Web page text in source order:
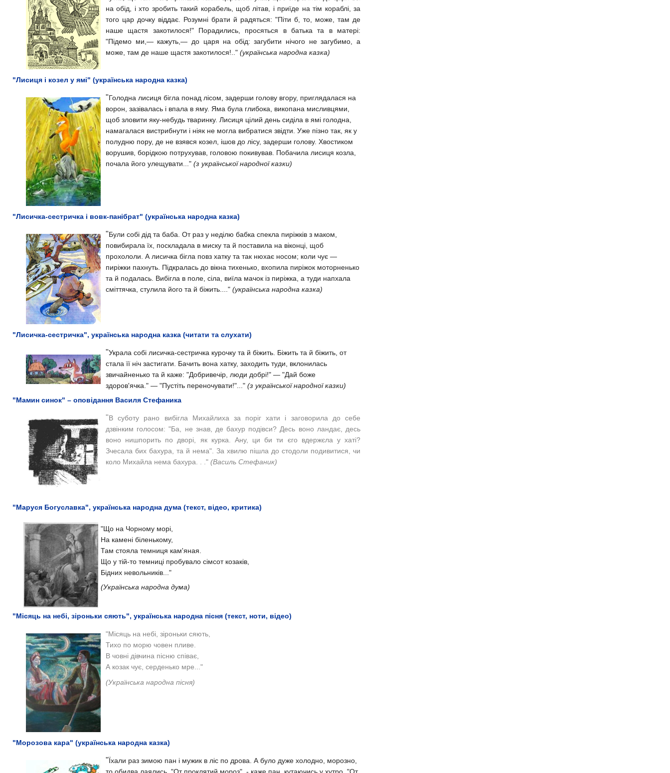
на обід, і хто зробить такий корабель, щоб літав, і приїде на тім кораблі, за
того цар дочку віддає. Розумні брати й радяться: "Піти б, то, може, там де
наше щастя закотилося!" Порадились, просяться в батька та в матері:
"Підемо ми,— кажуть,— до царя на обід: загубити нічого не загубимо, а
може, там де наше щастя закотилося!.." (українська народна казка)
"Лисиця і козел у ямі" (українська народна казка)
"Голодна лисиця бігла понад лісом, задерши голову вгору, приглядалася на
ворон, зазівалась і впала в яму. Яма була глибока, викопана мисливцями,
щоб зловити яку-небудь тваринку. Лисиця цілий день сиділа в ямі голодна,
намагалася вистрибнути і ніяк не могла вибратися звідти. Уже пізно так, як у
полудню пору, де не взявся козел, ішов до лісу, задерши голову. Хвостиком
ворушив, борідкою потрухував, головою покивував. Побачила лисиця козла,
почала його улещувати..." (з української народної казки)
"Лисичка-сестричка і вовк-панібрат" (українська народна казка)
"Були собі дід та баба. От раз у неділю бабка спекла пиріжків з маком,
повибирала їх, поскладала в миску та й поставила на віконці, щоб
прохололи. А лисичка бігла повз хатку та так нюхає носом; коли чує —
пиріжки пахнуть. Підкралась до вікна тихенько, вхопила пиріжок моторненько
та й подалась. Вибігла в поле, сіла, виїла мачок із пиріжка, а туди напхала
сміттячка, стулила його та й біжить...." (українська народна казка)
"Лисичка-сестричка", українська народна казка (читати та слухати)
"Украла собі лисичка-сестричка курочку та й біжить. Біжить та й біжить, от
стала її ніч застигати. Бачить вона хатку, заходить туди, вклонилась
звичайненько та й каже: "Добривечір, люди добрі!" — "Дай боже
здоров'ячка." — "Пустіть переночувати!"..." (з української народної казки)
"Мамин синок" – оповідання Василя Стефаника
"В суботу рано вибігла Михайлиха за поріг хати і заговорила до себе
дзвінким голосом: "Ба, не знав, де бахур подівси? Десь воно ландає, десь
воно нишпорить по дворі, як курка. Ану, ци би ти єго вдержєла у хаті?
Зчесала бих бахура, та й нема". За хвилю пішла до стодоли подивитися, чи
коло Михайла нема бахура. . ." (Василь Стефаник)
"Маруся Богуславка", українська народна дума (текст, відео, критика)
"Що на Чорному морі,
На камені біленькому,
Там стояла темниця кам'яная.
Що у тій-то темниці пробувало сімсот козаків,
Бідних невольників..."
(Українська народна дума)
"Місяць на небі, зіроньки сяють", українська народна пісня (текст, ноти, відео)
"Місяць на небі, зіроньки сяють,
Тихо по морю човен пливе.
В човні дівчина пісню співає,
А козак чує, серденько мре..."
(Українська народна пісня)
"Морозова кара" (українська народна казка)
"Їхали раз зимою пан і мужик в ліс по дрова. А було дуже холодно, морозно,